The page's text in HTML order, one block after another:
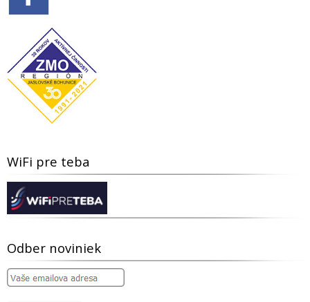
WiFi pre teba
Odber noviniek